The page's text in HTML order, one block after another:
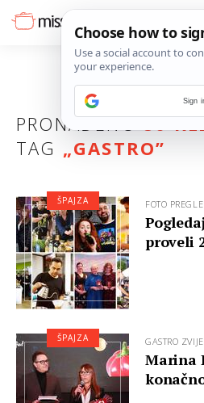
PRONAĐENO80
TAG „GASTRO”
FOTO
proveli
ŠPAJZA
GASTRO
Marina
ŠPAJZA
Sign